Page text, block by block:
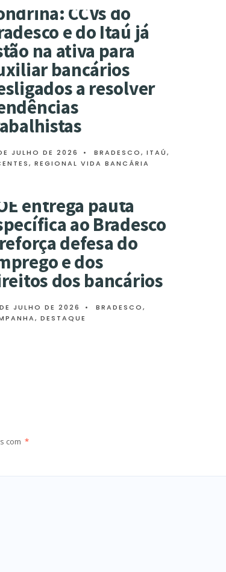
CCVs do
e do Itaú já
na ativa para
bancários
a resolver
JULHO DE 2026 • BRADESCO,ITAÚ,
,REGIONAL VIDA BANCÁRIA
entrega pauta
ao Bradesco
defesa do
e dos
dos bancários
JULHO DE 2026 • BRADESCO,
,DESTAQUE
com *